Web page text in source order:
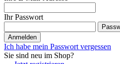
Ihr Passwort
Anmelden
Ich habe mein Passwort vergessen
Sie sind neu im Shop?